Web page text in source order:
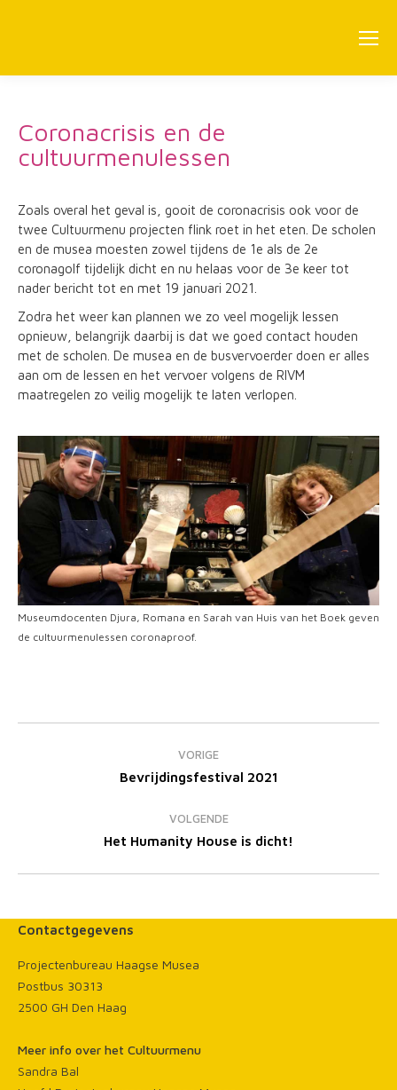
Coronacrisis en de
cultuurmenulessen
Zoals overal het geval is, gooit de coronacrisis ook voor de
twee Cultuurmenu projecten flink roet in het eten. De scholen
en de musea moesten zowel tijdens de 1e als de 2e
coronagolf tijdelijk dicht en nu helaas voor de 3e keer tot
nader bericht tot en met 19 januari 2021.
Zodra het weer kan plannen we zo veel mogelijk lessen
opnieuw, belangrijk daarbij is dat we goed contact houden
met de scholen. De musea en de busvervoerder doen er alles
aan om de lessen en het vervoer volgens de RIVM
maatregelen zo veilig mogelijk te laten verlopen.
Museumdocenten Djura, Romana en Sarah van Huis van het Boek geven
de cultuurmenulessen coronaproof.
Bericht
VORIGE
Vorig
Bevrijdingsfestival 2021
VOLGENDE
Volgend
Het Humanity House is dicht!
Contactgegevens
Projectenbureau Haagse Musea
Postbus 30313
2500 GH Den Haag
Meer info over het Cultuurmenu
Sandra Bal